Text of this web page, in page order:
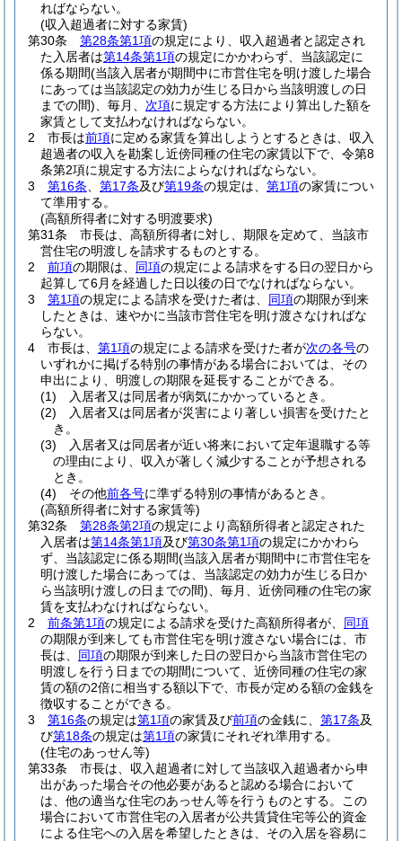
ればならない。
(収入超過者に対する家賃)
第30条
第28条第1項の規定により、収入超過者と認定され
た入居者は第14条第1項の規定にかかわらず、当該認定に
係る期間(当該入居者が期間中に市営住宅を明け渡した場合
にあっては当該認定の効力が生じる日から当該明渡しの日
までの間) 、毎月、 次項に規定する方法により算出した額を
家賃として支払わなければならない。
2
市長は前項に定める家賃を算出しようとするときは、収入
超過者の収入を勘案し近傍同種の住宅の家賃以下で、令第8
条第2項に規定する方法によらなければならない。
3
第16条 第17条及び第19条の規定は、 第1項の家賃につい
て準用する。
(高額所得者に対する明渡要求)
第31条
市長は、高額所得者に対し、期限を定めて、当該市
営住宅の明渡しを請求するものとする。
2
前項の期限は、 同項の規定による請求をする日の翌日から
起算して6月を経過した日以後の日でなければならない。
3
第1項の規定による請求を受けた者は、 同項の期限が到来
したときは、速やかに当該市営住宅を明け渡さなければな
らない。
4
市長は、 第1項の規定による請求を受けた者が次の各号の
いずれかに掲げる特別の事情がある場合においては、その
申出により、明渡しの期限を延長することができる。
(1)
入居者又は同居者が病気にかかっているとき。
(2)
入居者又は同居者が災害により著しい損害を受けたと
き。
(3)
入居者又は同居者が近い将来において定年退職する等
の理由により、収入が著しく減少することが予想される
とき。
(4)
その他前各号に準ずる特別の事情があるとき。
(高額所得者に対する家賃等)
第32条
第28条第2項の規定により高額所得者と認定された
入居者は第14条第1項及び第30条第1項の規定にかかわら
ず、当該認定に係る期間(当該入居者が期間中に市営住宅を
明け渡した場合にあっては、当該認定の効力が生じる日か
ら当該明け渡しの日までの間) 、毎月、近傍同種の住宅の家
賃を支払わなければならない。
2
前条第1項の規定による請求を受けた高額所得者が、 同項
の期限が到来しても市営住宅を明け渡さない場合には、市
長は、 同項の期限が到来した日の翌日から当該市営住宅の
明渡しを行う日までの期間について、近傍同種の住宅の家
賃の額の2倍に相当する額以下で、市長が定める額の金銭を
徴収することができる。
3
第16条の規定は第1項の家賃及び前項の金銭に、 第17条及
び第18条の規定は第1項の家賃にそれぞれ準用する。
(住宅のあっせん等)
第33条
市長は、収入超過者に対して当該収入超過者から申
出があった場合その他必要があると認める場合において
は、他の適当な住宅のあっせん等を行うものとする。
この
場合において市営住宅の入居者が公共賃貸住宅等公的資金
による住宅への入居を希望したときは、その入居を容易に